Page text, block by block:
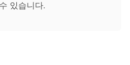
있습니다.